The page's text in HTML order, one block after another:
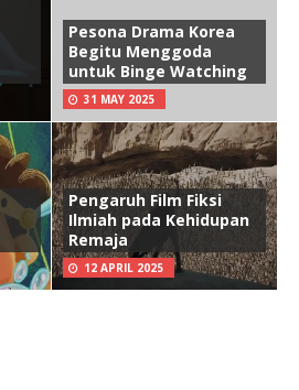
Pesona Drama Korea
Begitu Menggoda
untuk Binge Watching
31 MAY 2025
Pengaruh Film Fiksi
Ilmiah pada Kehidupan
Remaja
12 APRIL 2025